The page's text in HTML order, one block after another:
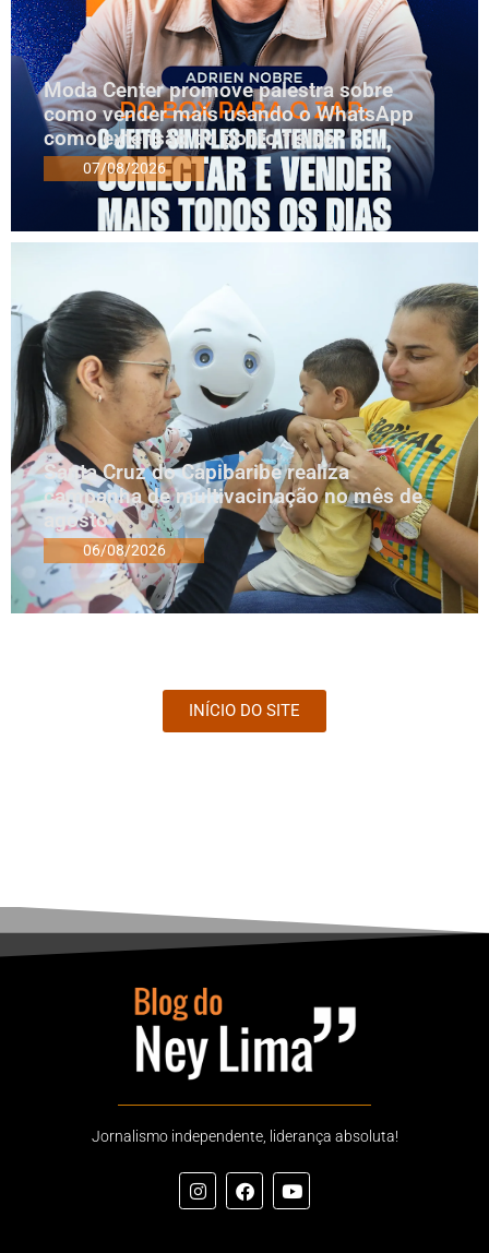
Moda Center promove palestra sobre
como vender mais usando o WhatsApp
como extensão do ponto físico
07/08/2026
Santa Cruz do Capibaribe realiza
campanha de multivacinação no mês de
agosto
06/08/2026
INÍCIO DO SITE
Jornalismo independente, liderança absoluta!